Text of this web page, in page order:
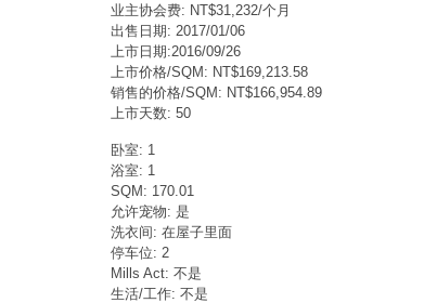
业主协会费: NT$31,232/个月
出售日期: 2017/01/06
上市日期:2016/09/26
上市价格/SQM: NT$169,213.58
销售的价格/SQM: NT$166,954.89
上市天数: 50
卧室: 1
浴室: 1
SQM: 170.01
允许宠物: 是
洗衣间: 在屋子里面
停车位: 2
Mills Act: 不是
生活/工作: 不是